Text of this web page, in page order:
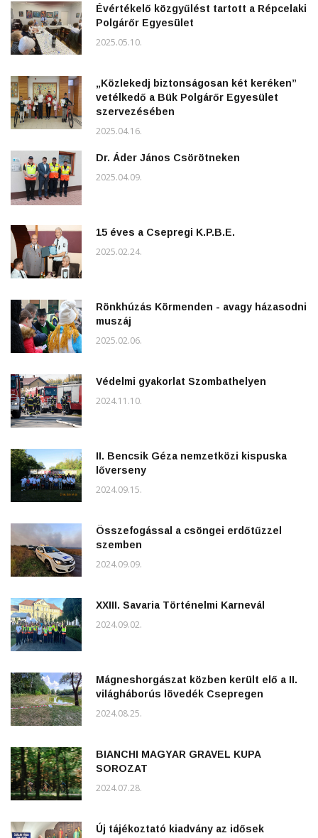
Évértékelő közgyűlést tartott a Répcelaki
Polgárőr Egyesület
2025.05.10.
„Közlekedj biztonságosan két keréken”
vetélkedő a Bük Polgárőr Egyesület
szervezésében
2025.04.16.
Dr. Áder János Csörötneken
2025.04.09.
15 éves a Csepregi K.P.B.E.
2025.02.24.
Rönkhúzás Körmenden - avagy házasodni
muszáj
2025.02.06.
Védelmi gyakorlat Szombathelyen
2024.11.10.
II. Bencsik Géza nemzetközi kispuska
lőverseny
2024.09.15.
Összefogással a csöngei erdőtűzzel
szemben
2024.09.09.
XXIII. Savaria Történelmi Karnevál
2024.09.02.
Mágneshorgászat közben került elő a II.
világháborús lövedék Csepregen
2024.08.25.
BIANCHI MAGYAR GRAVEL KUPA
SOROZAT
2024.07.28.
Új tájékoztató kiadvány az idősek